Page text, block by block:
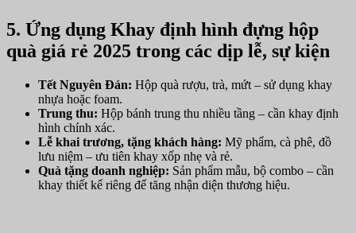
5. Ứng dụng Khay định hình đựng hộp
quà giá rẻ 2025 trong các dịp lễ, sự kiện
Tết Nguyên Đán: Hộp quà rượu, trà, mứt – sử dụng khay
nhựa hoặc foam.
Trung thu: Hộp bánh trung thu nhiều tầng – cần khay định
hình chính xác.
Lễ khai trương, tặng khách hàng: Mỹ phẩm, cà phê, đồ
lưu niệm – ưu tiên khay xốp nhẹ và rẻ.
Quà tặng doanh nghiệp: Sản phẩm mẫu, bộ combo – cần
khay thiết kế riêng để tăng nhận diện thương hiệu.